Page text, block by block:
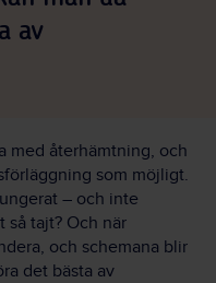
av
med återhämtning, och
som möjligt.
– och inte
så tajt? Och när
och schemana blir
det bästa av